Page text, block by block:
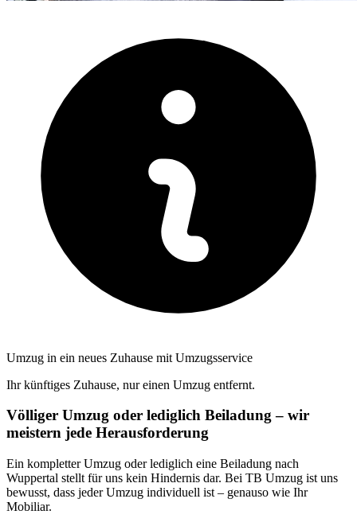
Umzug in ein neues Zuhause mit Umzugsservice
Ihr künftiges Zuhause, nur einen Umzug entfernt.
Völliger Umzug oder lediglich Beiladung – wir
meistern jede Herausforderung
Ein kompletter Umzug oder lediglich eine Beiladung nach
Wuppertal stellt für uns kein Hindernis dar. Bei TB Umzug ist uns
bewusst, dass jeder Umzug individuell ist – genauso wie Ihr
Mobiliar.